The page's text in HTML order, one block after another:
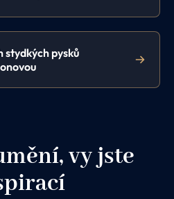
stydkých pysků
vy jste